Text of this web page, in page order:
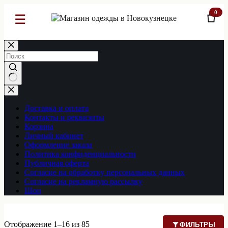
☰ 0
Перейти
к
сути
Ничего
не
найденоДоставка и оплата
Контакты и реквизиты
Корзина
Личный кабинет
Оформление заказа
Политика конфиденциальности
Публичная оферта
Согласие на обработку персональных данных
Согласие на рекламную рассылку
Шоп
Отображение 1–16 из 85 ФИЛЬТРЫ